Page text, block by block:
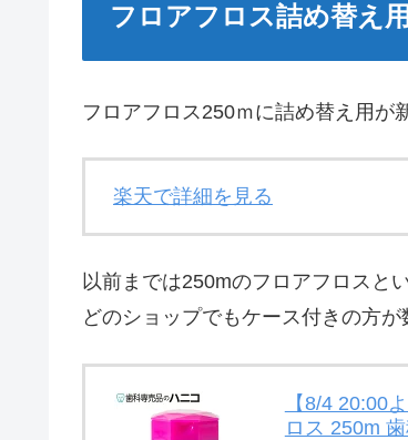
フロアフロス詰め替え
フロアフロス250ｍに詰め替え用が
楽天で詳細を見る
以前までは250mのフロアフロスと
どのショップでもケース付きの方
【8/4 20:00
ロス 250m